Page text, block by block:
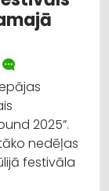
2025”.
nedēļas
festivāla